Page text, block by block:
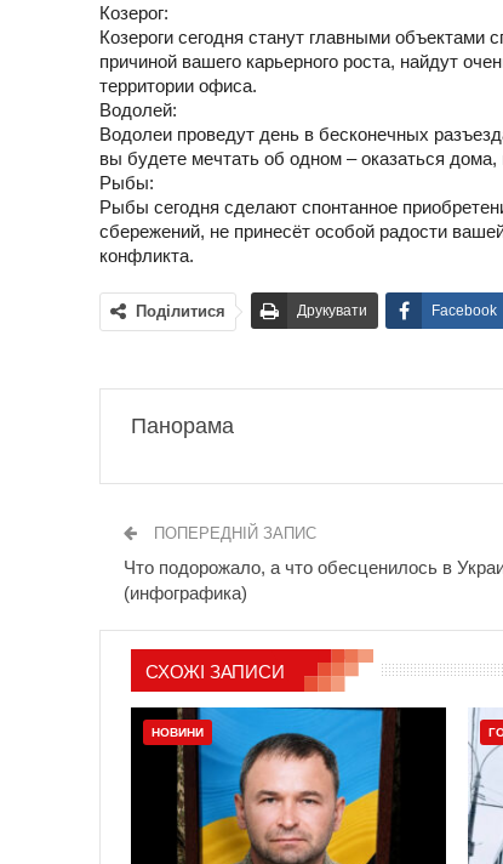
Козерог:
Козероги сегодня станут главными
причиной вашего карьерного роста, найдут
территории офиса.
Водолей:
Водолеи проведут день в бесконечных
вы будете мечтать об одном – оказаться
Рыбы:
Рыбы сегодня сделают спонтанное
сбережений, не принесёт особой радости
конфликта.
Поділитися Друкувати Facebook
Панорама
ПОПЕРЕДНІЙ ЗАПИС
Что подорожало, а что обесценилось в
(инфографика)
СХОЖІ ЗАПИСИ
НОВИНИ